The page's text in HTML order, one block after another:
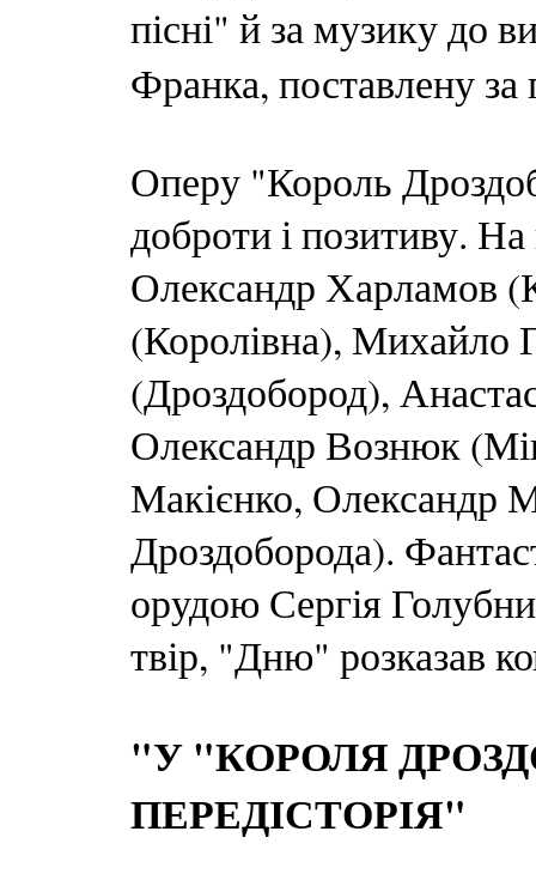
пісні" й за музику до
Франка, поставлену
Оперу "Король
доброти і позитиву. На
Олександр Харламов
(Королівна), Михайло
(Дроздобород),
Олександр Вознюк
Макієнко, Олександр
Дроздоборода).
орудою Сергія
твір, "Дню" розказав
"У "КОРОЛЯ
ПЕРЕДІСТОРІЯ"